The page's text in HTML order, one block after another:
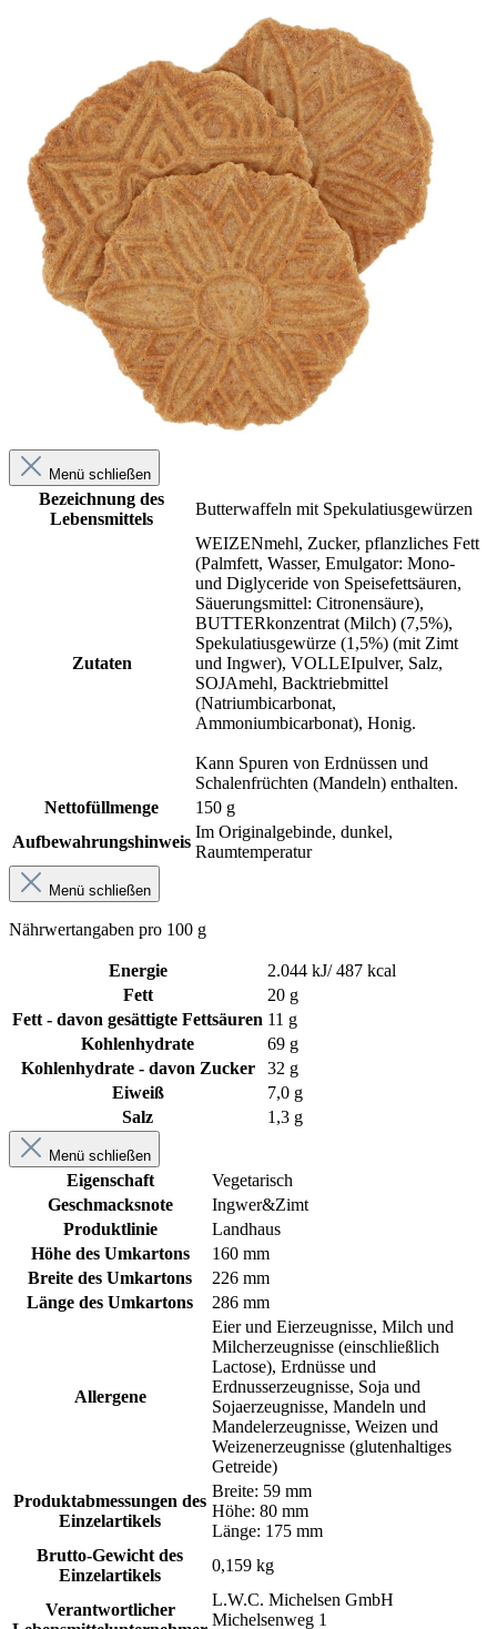
Menü schließen
Bezeichnung des
Lebensmittels
Butterwaffeln mit Spekulatiusgewürzen
Zutaten
WEIZENmehl, Zucker, pflanzliches Fett
(Palmfett, Wasser, Emulgator: Mono-
und Diglyceride von Speisefettsäuren,
Säuerungsmittel: Citronensäure),
BUTTERkonzentrat (Milch) (7,5%),
Spekulatiusgewürze (1,5%) (mit Zimt
und Ingwer), VOLLEIpulver, Salz,
SOJAmehl, Backtriebmittel
(Natriumbicarbonat,
Ammoniumbicarbonat), Honig.
Kann Spuren von Erdnüssen und
Schalenfrüchten (Mandeln) enthalten.
Nettofüllmenge
150 g
Aufbewahrungshinweis
Im Originalgebinde, dunkel,
Raumtemperatur
Menü schließen
Nährwertangaben pro 100 g
Energie
2.044 kJ/ 487 kcal
Fett
20 g
Fett - davon gesättigte Fettsäuren 11 g
Kohlenhydrate
69 g
Kohlenhydrate - davon Zucker
32 g
Eiweiß
7,0 g
Salz
1,3 g
Menü schließen
Eigenschaft
Vegetarisch
Geschmacksnote
Ingwer&Zimt
Produktlinie
Landhaus
Höhe des Umkartons
160 mm
Breite des Umkartons
226 mm
Länge des Umkartons
286 mm
Allergene
Eier und Eierzeugnisse, Milch und
Milcherzeugnisse (einschließlich
Lactose), Erdnüsse und
Erdnusserzeugnisse, Soja und
Sojaerzeugnisse, Mandeln und
Mandelerzeugnisse, Weizen und
Weizenerzeugnisse (glutenhaltiges
Getreide)
Produktabmessungen des
Einzelartikels
Breite: 59 mm
Höhe: 80 mm
Länge: 175 mm
Brutto-Gewicht des
Einzelartikels
0,159 kg
Verantwortlicher
L.W.C. Michelsen GmbH
Michelsenweg 1